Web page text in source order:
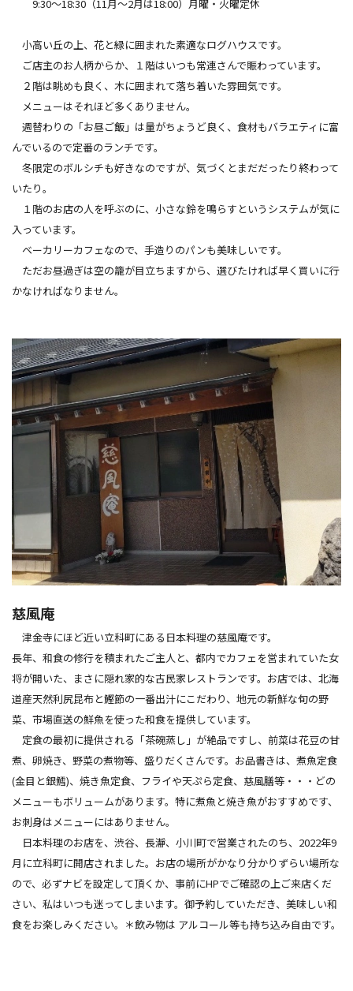
9:30～18:30（11月～2月は18:00）月曜・火曜定休
小高い丘の上、花と緑に囲まれた素適なログハウスです。
ご店主のお人柄からか、１階はいつも常連さんで賑わっています。
２階は眺めも良く、木に囲まれて落ち着いた雰囲気です。
メニューはそれほど多くありません。
週替わりの「お昼ご飯」は量がちょうど良く、食材もバラエティに富
んでいるので定番のランチです。
冬限定のボルシチも好きなのですが、気づくとまだだったり終わって
いたり。
１階のお店の人を呼ぶのに、小さな鈴を鳴らすというシステムが気に
入っています。
ベーカリーカフェなので、手造りのパンも美味しいです。
ただお昼過ぎは空の籠が目立ちますから、選びたければ早く買いに行
かなければなりません。
慈風庵
津金寺にほど近い立科町にある日本料理の慈風庵です。
長年、和食の修行を積まれたご主人と、都内でカフェを営まれていた女
将が開いた、まさに隠れ家的な古民家レストランです。お店では、北海
道産天然利尻昆布と鰹節の一番出汁にこだわり、地元の新鮮な旬の野
菜、市場直送の鮮魚を使った和食を提供しています。
定食の最初に提供される「茶碗蒸し」が絶品ですし、前菜は花豆の甘
煮、卵焼き、野菜の煮物等、盛りだくさんです。お品書きは、煮魚定食
(金目と銀鱈)、焼き魚定食、フライや天ぷら定食、慈風膳等・・・どの
メニューもボリュームがあります。特に煮魚と焼き魚がおすすめです、
お刺身はメニューにはありません。
日本料理のお店を、渋谷、長瀞、小川町で営業されたのち、2022年9
月に立科町に開店されました。お店の場所がかなり分かりずらい場所な
ので、必ずナビを設定して頂くか、事前にHPでご確認の上ご来店くだ
さい、私はいつも迷ってしまいます。御予約していただき、美味しい和
食をお楽しみください。＊飲み物は アルコール等も持ち込み自由です。